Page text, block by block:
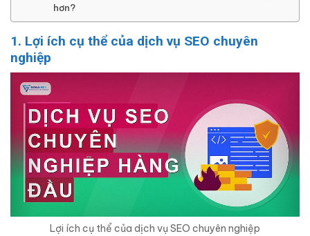
hơn?
1. Lợi ích cụ thể của dịch vụ SEO chuyên
nghiệp
Lợi ích cụ thể của dịch vụ SEO chuyên nghiệp